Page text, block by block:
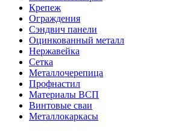
Крепеж
Ограждения
Сэндвич панели
Оцинкованный металл
Нержавейка
Сетка
Металлочерепица
Профнастил
Материалы ВСП
Винтовые сваи
Металлокаркасы